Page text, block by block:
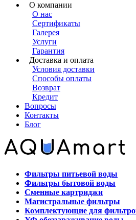
О компании
О нас
Сертификаты
Галерея
Услуги
Гарантия
Доставка и оплата
Условия доставки
Способы оплаты
Возврат
Кредит
Вопросы
Контакты
Блог
Фильтры питьевой воды
Фильтры бытовой воды
Сменные картриджи
Магистральные фильтры
Комплектующие для